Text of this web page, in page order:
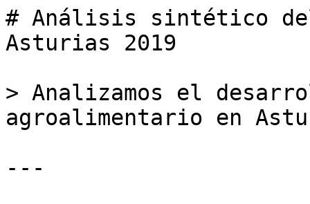
# Análisis sintético
Asturias 2019
> Analizamos el
agroalimentario en
---